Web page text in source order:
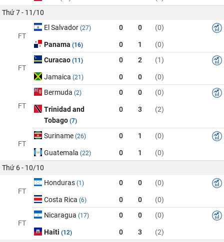
Thứ 7 - 11/10
FT
El Salvador (27) 0 0 (0)
Panama (16) 0 1 (0)
FT
Curacao (11) 0 2 (1)
Jamaica (21) 0 0 (0)
FT
Bermuda (2) 0 0 (0)
Trinidad and
Tobago (7)
0 3 (2)
FT
Suriname (26) 0 1 (0)
Guatemala (22) 0 1
(0)
Thứ 6 - 10/10
FT
Honduras (1) 0 0 (0)
Costa Rica (6) 0 0 (0)
FT
Nicaragua (17) 0 0 (0)
Haiti (12) 0 3
(2)